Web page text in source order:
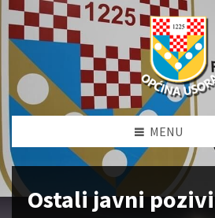
MENU
Ostali javni pozivi